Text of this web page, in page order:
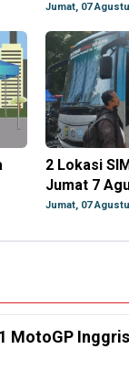
Jumat, 07
2 Lokasi
Jumat 7
Jumat, 07
MotoGP